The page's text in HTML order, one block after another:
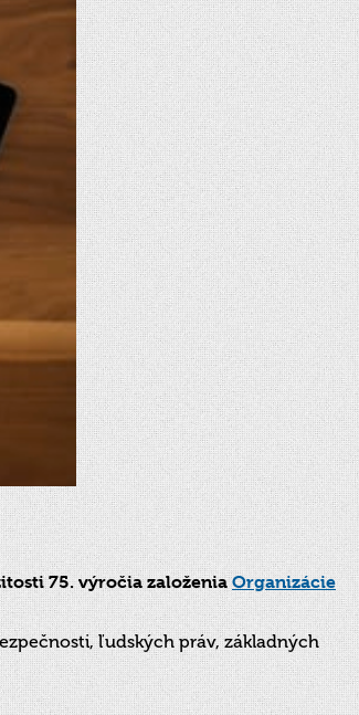
75. výročia založeniaOrganizácie
ľudských práv, základných